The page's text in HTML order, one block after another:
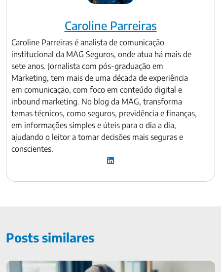
Caroline Parreiras
Caroline Parreiras é analista de comunicação
institucional da MAG Seguros, onde atua há mais de
sete anos. Jornalista com pós-graduação em
Marketing, tem mais de uma década de experiência
em comunicação, com foco em conteúdo digital e
inbound marketing. No blog da MAG, transforma
temas técnicos, como seguros, previdência e finanças,
em informações simples e úteis para o dia a dia,
ajudando o leitor a tomar decisões mais seguras e
conscientes.
Posts similares
É possível sobrar dinheiro no fim do mês?